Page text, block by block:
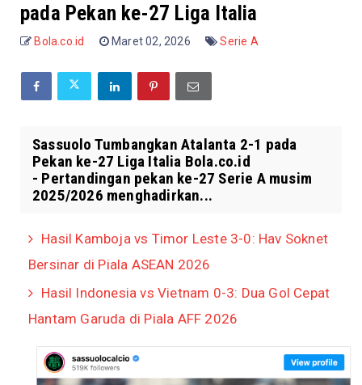
pada Pekan ke-27 Liga Italia
Bola.co.id Maret 02, 2026 Serie A
Sassuolo Tumbangkan Atalanta 2-1 pada
Pekan ke-27 Liga Italia Bola.co.id
- Pertandingan pekan ke-27 Serie A musim
2025/2026 menghadirkan...
Hasil Kamboja vs Timor Leste 3-0: Hav Soknet
Bersinar di Piala ASEAN 2026
Hasil Indonesia vs Vietnam 0-3: Dua Gol Cepat
Hantam Garuda di Piala AFF 2026